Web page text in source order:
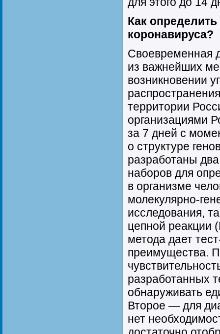
Как
коронавируса?
Своевременная
из важнейших
возникновении
территории
организациями
за 7 дней с
о структуре
разработаны
наборов для
в организме
молекулярно-
исследования,
цепной реакции
метода дает
преимущества.
разработанных
обнаруживать
Второе — для
нет